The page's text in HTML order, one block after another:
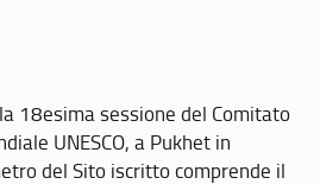
18esima sessione del Comitato
UNESCO, a Pukhet in
del Sito iscritto comprende il